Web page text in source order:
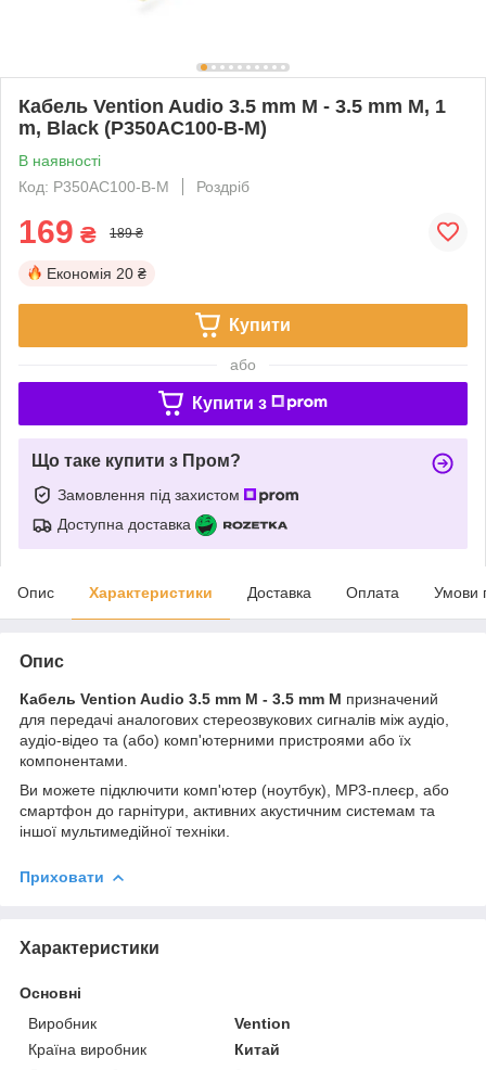
Кабель Vention Audio 3.5 mm M - 3.5 mm M, 1
m, Black (P350AC100-B-M)
В наявності
Код: P350AC100-B-M
Роздріб
169 ₴ 189 ₴
Економія 20 ₴
Купити
або
Купити з
Що таке купити з Пром?
Замовлення під захистом
Доступна доставка
Опис Характеристики Доставка Оплата Умови
Опис
Кабель Vention Audio 3.5 mm M - 3.5 mm M призначений
для передачі аналогових стереозвукових сигналів між аудіо,
аудіо-відео та (або) комп'ютерними пристроями або їх
компонентами.
Ви можете підключити комп'ютер (ноутбук), MP3-плеєр, або
смартфон до гарнітури, активних акустичним системам та
іншої мультимедійної техніки.
Приховати
Характеристики
Основні
Виробник
Vention
Країна виробник
Китай